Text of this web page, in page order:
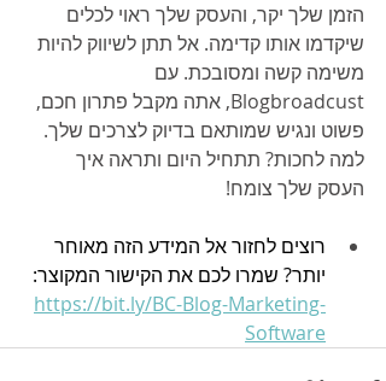
הזמן שלך יקר, והעסק שלך ראוי לכלים
שיקדמו אותו קדימה. אל תתן לשיווק להיות
משימה קשה ומסובכת. עם
Blogbroadcust, אתה מקבל פתרון חכם,
פשוט ונגיש שמותאם בדיוק לצרכים שלך.
למה לחכות? תתחיל היום ותראה איך
העסק שלך צומח!
רוצים לחזור אל המידע הזה מאוחר
יותר? שמרו לכם את הקישור המקוצר:
https://bit.ly/BC-Blog-Marketing-
Software